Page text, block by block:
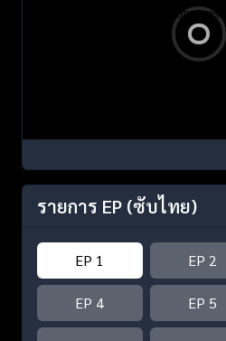
รายการ EP (ซับไทย)
EP 1 EP 2
EP 4 EP 5